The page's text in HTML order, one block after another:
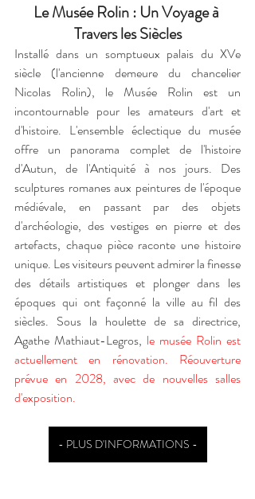
Le Musée Rolin : Un Voyage à
Travers les Siècles
Installé dans un somptueux palais du XVe
siècle (l'ancienne demeure du chancelier
Nicolas Rolin), le Musée Rolin est un
incontournable pour les amateurs d'art et
d'histoire. L'ensemble éclectique du musée
offre un panorama complet de l'histoire
d'Autun, de l'Antiquité à nos jours. Des
sculptures romanes aux peintures de l'époque
médiévale, en passant par des objets
d'archéologie, des vestiges en pierre et des
artefacts, chaque pièce raconte une histoire
unique. Les visiteurs peuvent admirer la finesse
des détails artistiques et plonger dans les
époques qui ont façonné la ville au fil des
siècles. Sous la houlette de sa directrice,
Agathe Mathiaut-Legros, le musée Rolin est
actuellement en rénovation. Réouverture
prévue en 2028, avec de nouvelles salles
d'exposition.
- PLUS D'INFORMATIONS -